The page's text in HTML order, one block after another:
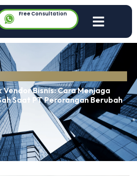
Free Consultation
Bisnis: Cara Menjaga
Saat PT Perorangan Berubah